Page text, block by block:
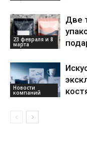
23 февраля и 8
марта
Две
Новости
компаний